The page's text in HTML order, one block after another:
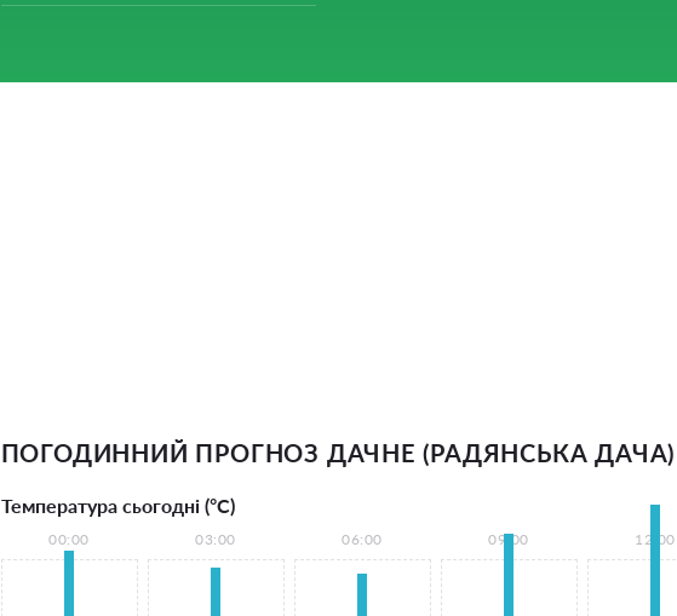
ПОГОДИННИЙ ПРОГНОЗ ДАЧНЕ (РАДЯНСЬКА ДАЧА)
Температура сьогодні (°С)
00:00 03:00 06:00 09:00 12:00